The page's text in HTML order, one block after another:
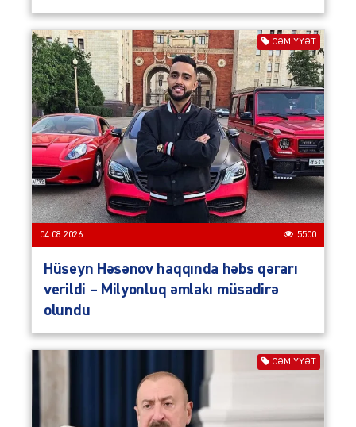
CƏMIYYƏT
04.08.2026 5500
Hüseyn Həsənov haqqında həbs qərarı
verildi – Milyonluq əmlakı müsadirə
olundu
CƏMIYYƏT